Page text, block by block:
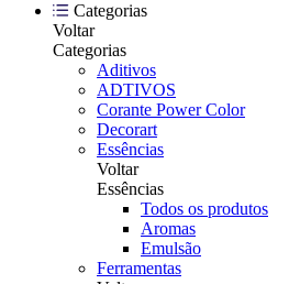
Categorias
Voltar
Categorias
Aditivos
ADTIVOS
Corante Power Color
Decorart
Essências
Voltar
Essências
Todos os produtos
Aromas
Emulsão
Ferramentas